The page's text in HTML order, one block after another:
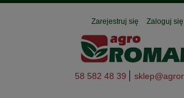
Zarejestruj się Zaloguj się
58 582 48 39